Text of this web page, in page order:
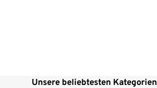
Unsere beliebtesten Kategorien